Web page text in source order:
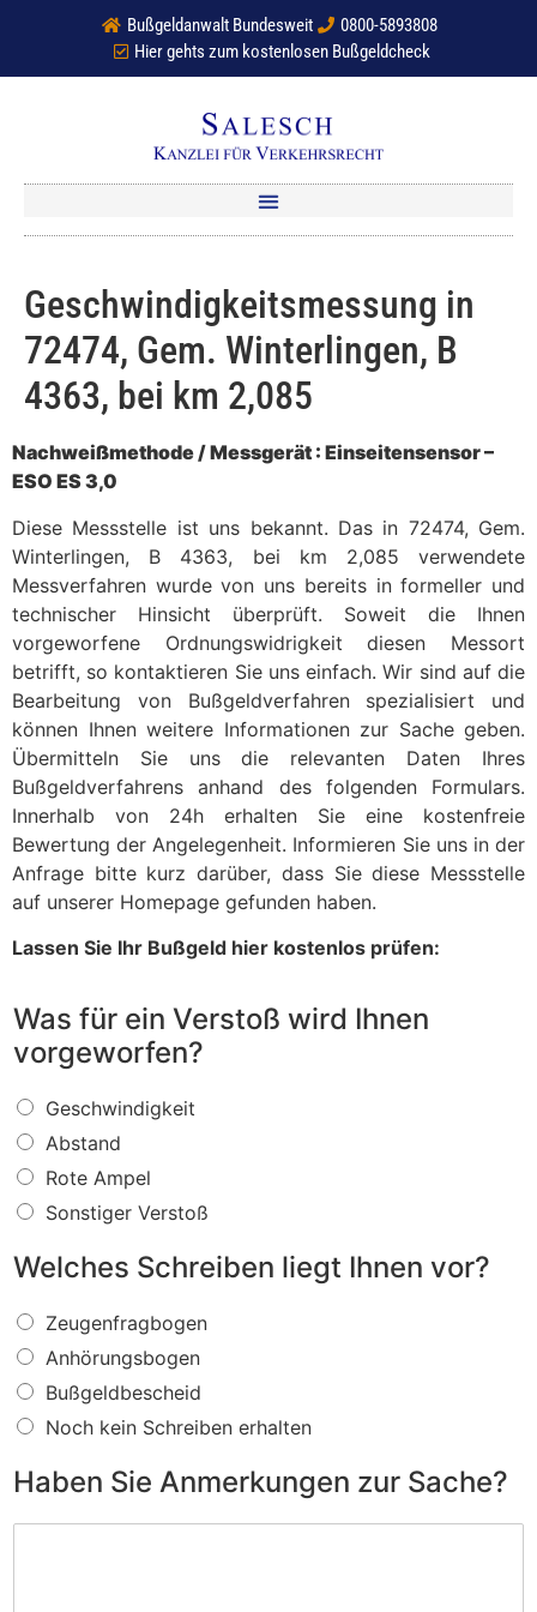
Bußgeldanwalt Bundesweit
0800-5893808
Hier gehts zum kostenlosen Bußgeldcheck
Geschwindigkeitsmessung in
72474, Gem. Winterlingen, B
4363, bei km 2,085
Nachweißmethode / Messgerät : Einseitensensor –
ESO ES 3,0
Diese Messstelle ist uns bekannt. Das in 72474, Gem.
Winterlingen, B 4363, bei km 2,085 verwendete
Messverfahren wurde von uns bereits in formeller und
technischer Hinsicht überprüft. Soweit die Ihnen
vorgeworfene Ordnungswidrigkeit diesen Messort
betrifft, so kontaktieren Sie uns einfach. Wir sind auf die
Bearbeitung von Bußgeldverfahren spezialisiert und
können Ihnen weitere Informationen zur Sache geben.
Übermitteln Sie uns die relevanten Daten Ihres
Bußgeldverfahrens anhand des folgenden Formulars.
Innerhalb von 24h erhalten Sie eine kostenfreie
Bewertung der Angelegenheit. Informieren Sie uns in der
Anfrage bitte kurz darüber, dass Sie diese Messstelle
auf unserer Homepage gefunden haben.
Lassen Sie Ihr Bußgeld hier kostenlos prüfen:
Was für ein Verstoß wird Ihnen
vorgeworfen?
W
a
s
f
ü
r
i
V
e
r
s
t
o
ß
w
Geschwindigkeit
Abstand
Rote Ampel
Sonstiger Verstoß
Welches Schreiben liegt Ihnen vor?
W
e
c
h
e
S
Zeugenfragbogen
Anhörungsbogen
Bußgeldbescheid
Noch kein Schreiben erhalten
Haben Sie Anmerkungen zur Sache?